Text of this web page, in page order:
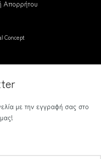
Απορρήτου
Concept
με την εγγραφή σας στο